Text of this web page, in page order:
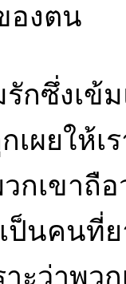
องตน
รักซึ่งเ
ยให้เร
กเขาถื
ป็นคนที่
ะว่าพว